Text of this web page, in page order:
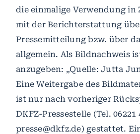
die einmalige Verwendung in
mit der Berichterstattung
Pressemitteilung bzw. über
allgemein. Als Bildnachweis
anzugeben: „Quelle: Jutta
Eine Weitergabe des
ist nur nach vorheriger
DKFZ-Pressestelle (Tel. 06221
presse@dkfz.de) gestattet.